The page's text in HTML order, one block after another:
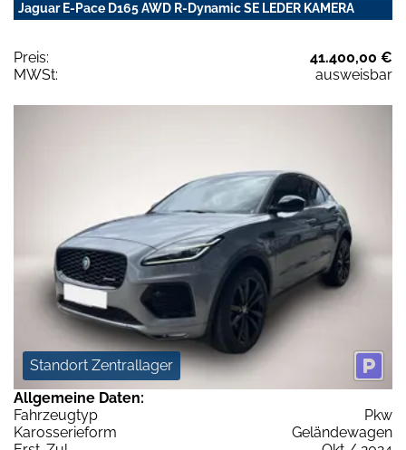
Jaguar E-Pace D165 AWD R-Dynamic SE LEDER KAMERA
Preis:
41.400,00 €
MWSt:
ausweisbar
Standort Zentrallager
Allgemeine Daten:
Fahrzeugtyp
Pkw
Karosserieform
Geländewagen